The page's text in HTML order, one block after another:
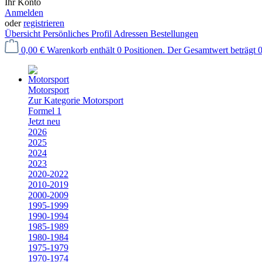
Ihr Konto
Anmelden
oderregistrieren
Übersicht Persönliches Profil Adressen Bestellungen
0,00 € Warenkorb enthält 0 Positionen. Der Gesamtwert beträgt
Motorsport
Zur Kategorie Motorsport
Formel 1
Jetzt neu
2026
2025
2024
2023
2020-2022
2010-2019
2000-2009
1995-1999
1990-1994
1985-1989
1980-1984
1975-1979
1970-1974